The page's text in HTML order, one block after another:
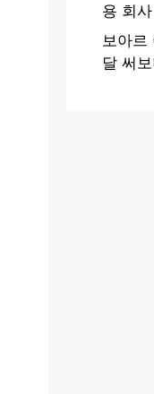
용 회
보아르
달 써